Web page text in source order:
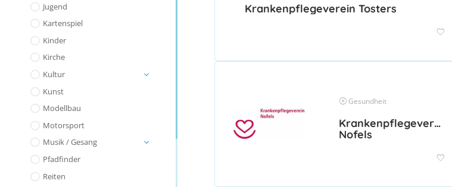
Jugend
Kartenspiel
Kinder
Kirche
Kultur
Kunst
Modellbau
Motorsport
Musik / Gesang
Pfadfinder
Reiten
Krankenpflegeverein Tosters
Gesundheit
Krankenpflegeverein
Nofels